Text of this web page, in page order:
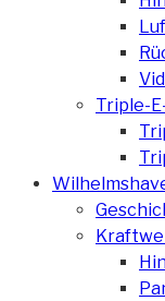
Triple-